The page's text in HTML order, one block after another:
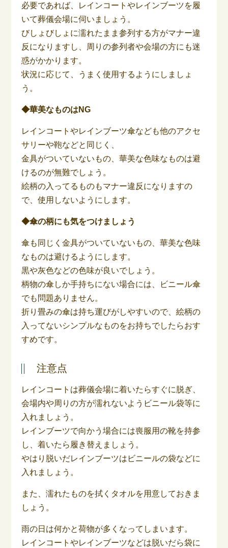
必要であれば、レインコートやレインブーツを履
いて葬儀会場に伺いましょう。
びしょびしょに濡れたまま参列する方がマナー違
反になりますし、周りの参列者や会場の方にも迷
惑がかかります。
状況に応じて、うまく使用するようにしましょ
う。
◆華美なものはNG
レインコートやレインブーツ傘なども他のアクセ
サリーや鞄などと同じく、
金具がついていないもの、華美な色味なものは避
けるのが無難でしょう。
絵柄の入ってるものもマナー違反になりますの
で、使用しないようにします。
◆傘の柄にも気をつけましょう
傘も同じく金具がついていないもの、華美な色味
なものは避けるようにします。
黒や灰色などの色味が良いでしょう。
柄物の傘しか手持ちにない場合には、ビニール傘
でも問題ありません。
折り畳みの傘は持ち運びがしやすいので、絵柄の
入ってないシンプルなものをお持ちでしたらおす
すめです。
注意点
レインコートは葬儀会場に着いたらすぐに脱ぎ、
会場内や周りの方が濡れないようビニール袋等に
入れましょう。
レインブーツで向かう場合には喪服用の靴を持参
し、着いたら履き替えましょう。
やはり脱いだレインブーツはビニールの袋などに
入れましょう。
また、濡れたものを拭くタオルを用意しておきま
しょう。
雨の日は何かと荷物が多くなってしまいます。
レインコートやレインブーツなどは脱いだら袋に